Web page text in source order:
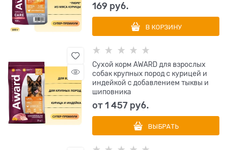
169 руб.
В КОРЗИНУ
Сухой корм AWARD для взрослых
собак крупных пород с курицей и
индейкой с добавлением тыквы и
шиповника
от1 457 руб.
ВЫБРАТЬ